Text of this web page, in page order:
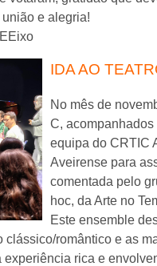
e alegria!
IDA AO
No mês de
C,
equipa do CRTIC
Aveirense para
comentada pelo
hoc, da Arte no
Este ensemble
clássico/romântico e as
rica e